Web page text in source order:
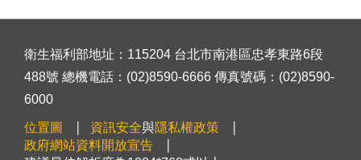
衛生福利部地址：115204 台北市南港區忠孝東路6段
488號 總機電話：(02)8590-6666 傳真號碼：(02)8590-
6000
位置圖 資訊安全與隱私權政策
政府網站資料開放宣告